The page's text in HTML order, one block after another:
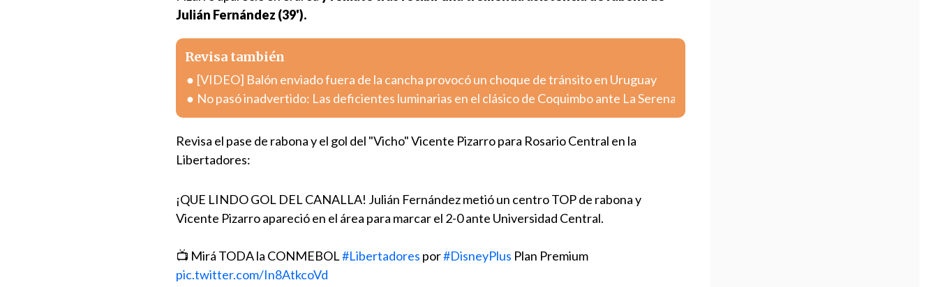
Julián Fernández (39').
Revisa también
[VIDEO] Balón enviado fuera de la cancha provocó un choque de tránsito en Uruguay
No pasó inadvertido: Las deficientes luminarias en el clásico de Coquimbo ante La Serena
Revisa el pase de rabona y el gol del "Vicho" Vicente Pizarro para Rosario Central en la
Libertadores:
¡QUE LINDO GOL DEL CANALLA! Julián Fernández metió un centro TOP de rabona y
Vicente Pizarro apareció en el área para marcar el 2-0 ante Universidad Central.
📺 Mirá TODA la CONMEBOL#Libertadores por#DisneyPlus Plan Premium
pic.twitter.com/In8AtkcoVd